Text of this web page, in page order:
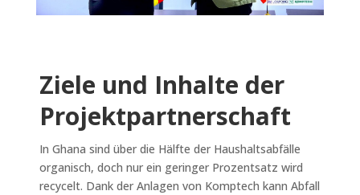
Ziele und Inhalte der
Projektpartnerschaft
In Ghana sind über die Hälfte der Haushaltsabfälle
organisch, doch nur ein geringer Prozentsatz wird
recycelt. Dank der Anlagen von Komptech kann Abfall